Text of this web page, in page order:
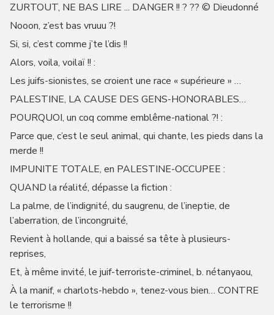
ZURTOUT, NE BAS LIRE ... DANGER !! ? ?? © Dieudonné
Nooon, z’est bas vruuu ?!
Si, si, c’est comme j’te l’dis !!
Alors, voila, voilaï !! :
Les juifs-sionistes, se croient une race « supérieure » …
PALESTINE, LA CAUSE DES GENS-HONORABLES…
POURQUOI, un coq comme emblême-national ?! :
Parce que, c’est le seul animal, qui chante, les pieds dans la
merde !!
IMPUNITE TOTALE, en PALESTINE-OCCUPEE :
QUAND la réalité, dépasse la fiction :
La palme, de l’indignité, du saugrenu, de l’ineptie, de
l’aberration, de l’incongruité,
Revient à hollande, qui a baissé sa tête à plusieurs-
reprises,
Et, à même invité, le juif-terroriste-criminel, b. nétanyaou,
À la manif, « charlots-hebdo », tenez-vous bien… CONTRE
le terrorisme !!